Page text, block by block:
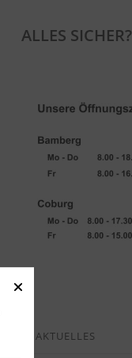
ALLES SICHER?
AKTUELLES